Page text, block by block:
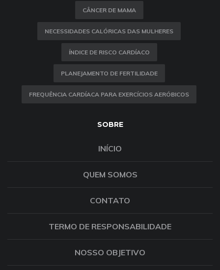
CÂNCER DE MAMA
NECESSIDADES CALÓRICAS DAS MULHERES
ÍNDICE DE RISCO CARDÍACO
PLANEJAMENTO DE FERTILIDADE
FREQUÊNCIA CARDÍACA PARA EXERCÍCIOS AERÓBICOS
SOBRE
INÍCIO
QUEM SOMOS
CONTATO
TERMO DE RESPONSABILIDADE
NOSSO OBJETIVO